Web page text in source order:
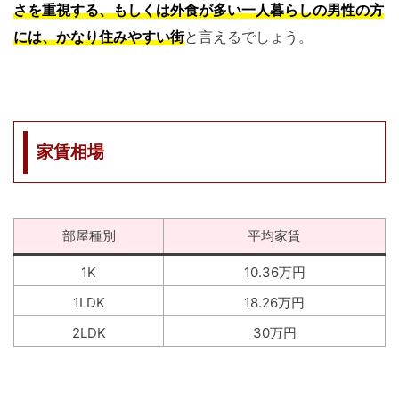
さを重視する、もしくは外食が多い一人暮らしの男性の方
には、かなり住みやすい街と言えるでしょう。
家賃相場
部屋種別 平均家賃
1K
10.36万円
1LDK
18.26万円
2LDK
30万円